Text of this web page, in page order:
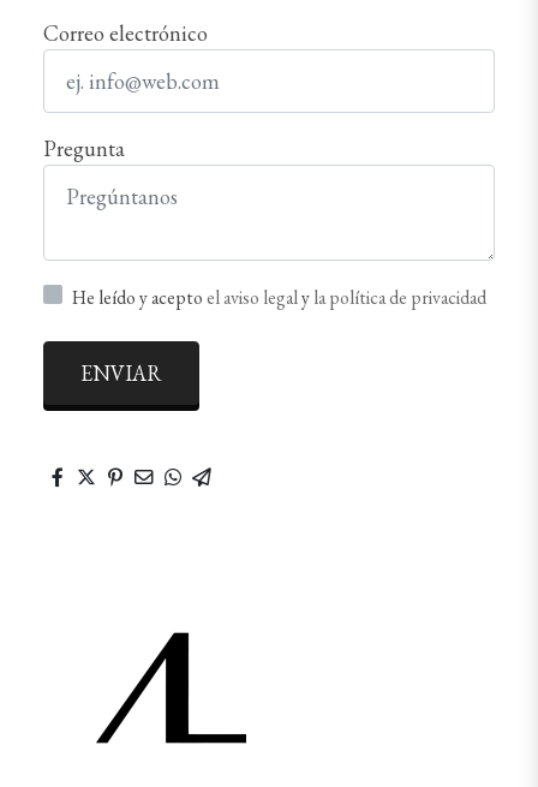
Correo electrónico
Pregunta
He leído y aceptoel aviso legalyla política de privacidad
ENVIAR